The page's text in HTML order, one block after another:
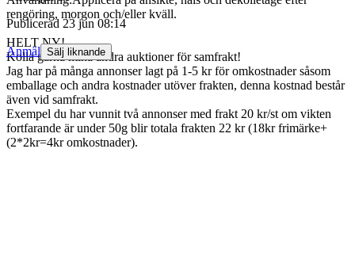
rengöring, morgon och/eller kväll.
HELT NY!
Kolla gärna mina andra auktioner för samfrakt!
Jag har på många annonser lagt på 1-5 kr för omkostnader såsom
emballage och andra kostnader utöver frakten, denna kostnad består
även vid samfrakt.
Exempel du har vunnit två annonser med frakt 20 kr/st om vikten
fortfarande är under 50g blir totala frakten 22 kr (18kr frimärke+
(2*2kr=4kr omkostnader).
Publicerad 23 jun 08:14
Anmäl Sälj liknande